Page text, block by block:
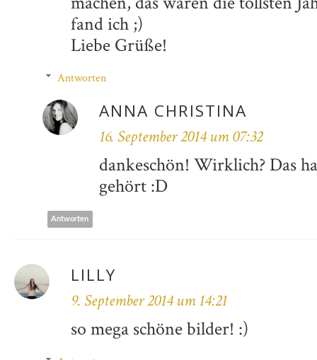
fand ich ;)
Liebe Grüße!
Antworten
ANNA CHRISTINA
16. September 2014 um 07:32
dankeschön! Wirklich? Das
gehört :D
Antworten
LILLY
9. September 2014 um 14:21
so mega schöne bilder! :)